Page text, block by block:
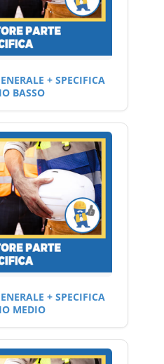
+ SPECIFICA
BASSO
+ SPECIFICA
MEDIO